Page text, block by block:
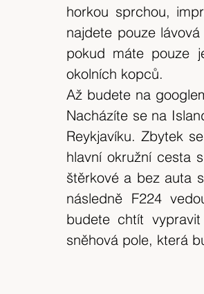
horkou sprchou,
najdete pouze
pokud máte pouze
okolních kopců.
Až budete na
Nacházíte se na
Reykjavíku. Zbytek
hlavní okružní cesta
štěrkové a bez auta
následně F224
budete chtít
sněhová pole, která